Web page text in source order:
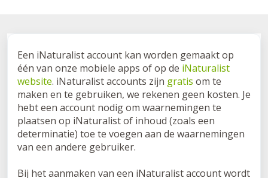
Een iNaturalist account kan worden gemaakt op
één van onze mobiele apps of op de iNaturalist
website. iNaturalist accounts zijn gratis om te
maken en te gebruiken, we rekenen geen kosten. Je
hebt een account nodig om waarnemingen te
plaatsen op iNaturalist of inhoud (zoals een
determinatie) toe te voegen aan de waarnemingen
van een andere gebruiker.
Bij het aanmaken van een iNaturalist account wordt